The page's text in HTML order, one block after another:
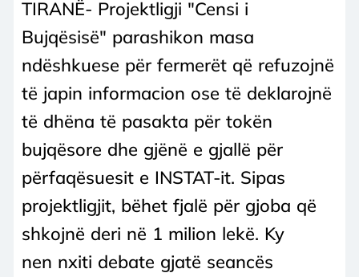
TIRANË- Projektligji "Censi i
Bujqësisë" parashikon masa
ndëshkuese për fermerët që refuzojnë
të japin informacion ose të deklarojnë
të dhëna të pasakta për tokën
bujqësore dhe gjënë e gjallë për
përfaqësuesit e INSTAT-it. Sipas
projektligjit, bëhet fjalë për gjoba që
shkojnë deri në 1 milion lekë. Ky
nen nxiti debate gjatë seancës